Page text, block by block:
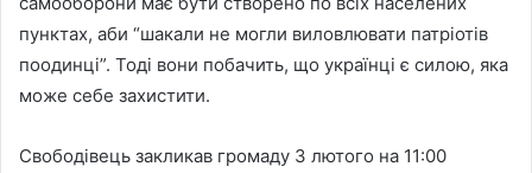
пунктах, аби “шакали не могли виловлювати патріотів
поодинці”. Тоді вони побачить, що українці є силою, яка
може себе захистити.
Свободівець закликав громаду 3 лютого на 11:00